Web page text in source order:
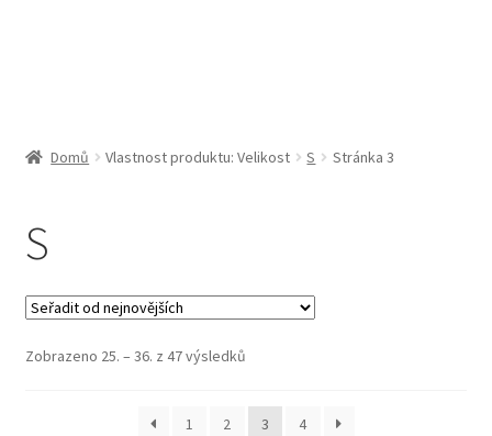
Zásady cookies (EU)
Domů Vlastnost produktu: Velikost S Stránka 3
S
Zobrazeno 25. – 36. z 47 výsledkůSeřazeno
nejnovějších
1
2 3 4